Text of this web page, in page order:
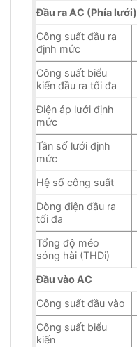
Đầu ra AC (Phía lưới)
Công suất đầu ra
định mức
Công suất biểu
kiến đầu ra tối đa
Điện áp lưới định
mức
Tần số lưới định
mức
Hệ số công suất
Dòng điện đầu ra
tối đa
Tổng độ méo
sóng hài (THDi)
Đầu vào AC
Công suất đầu vào
Công suất biểu
kiến